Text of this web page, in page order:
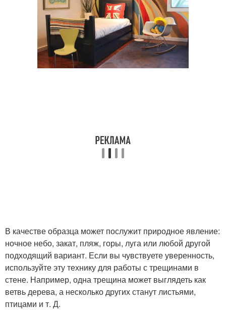
В качестве образца может послужит природное явление:
ночное небо, закат, пляж, горы, луга или любой другой
подходящий вариант. Если вы чувствуете уверенность,
используйте эту технику для работы с трещинами в
стене. Например, одна трещина может выглядеть как
ветвь дерева, а несколько других станут листьями,
птицами и т. Д.